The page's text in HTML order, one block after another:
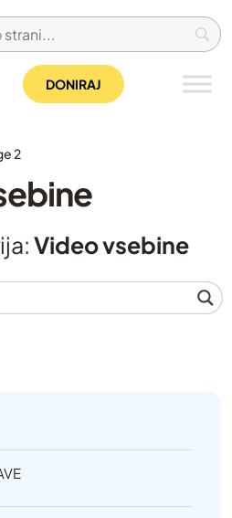
DONIRAJ
2
Video vsebine